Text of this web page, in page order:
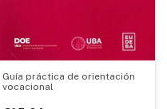
Guía práctica de orientación
vocacional